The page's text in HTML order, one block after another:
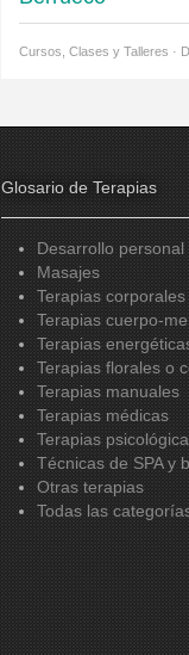
Cursos, Clases y Talleres ·
Glosario de Terapias
Desarrollo personal
Masajes
Terapias corporales
Terapias cuerpo-
Terapias
Terapias florales o
Terapias manuales
Terapias médicas
Terapias
Técnicas de SPA y
Otras terapias
Todas las